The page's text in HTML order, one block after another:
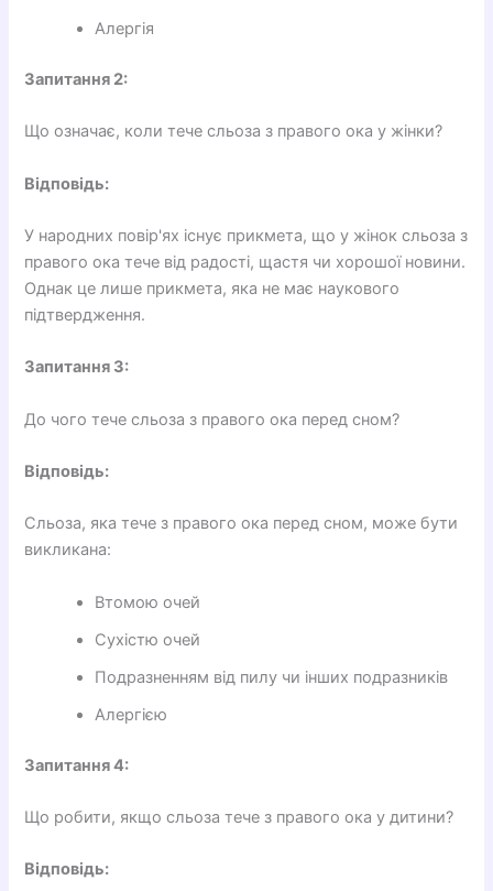
Алергія
Запитання 2:
Що означає, коли тече сльоза з правого ока у жінки?
Відповідь:
У народних повір'ях існує прикмета, що у жінок сльоза з
правого ока тече від радості, щастя чи хорошої новини.
Однак це лише прикмета, яка не має наукового
підтвердження.
Запитання 3:
До чого тече сльоза з правого ока перед сном?
Відповідь:
Сльоза, яка тече з правого ока перед сном, може бути
викликана:
Втомою очей
Сухістю очей
Подразненням від пилу чи інших подразників
Алергією
Запитання 4:
Що робити, якщо сльоза тече з правого ока у дитини?
Відповідь: